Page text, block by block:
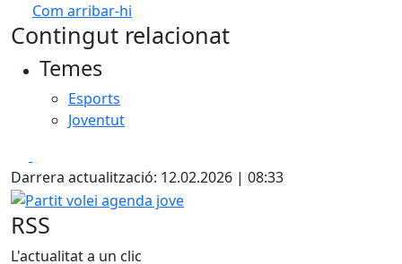
Com arribar-hi
+
Contingut relacionat
Temes
Esports
Joventut
Darrera actualització: 12.02.2026 | 08:33
Partit volei agenda jove
RSS
L'actualitat a un clic